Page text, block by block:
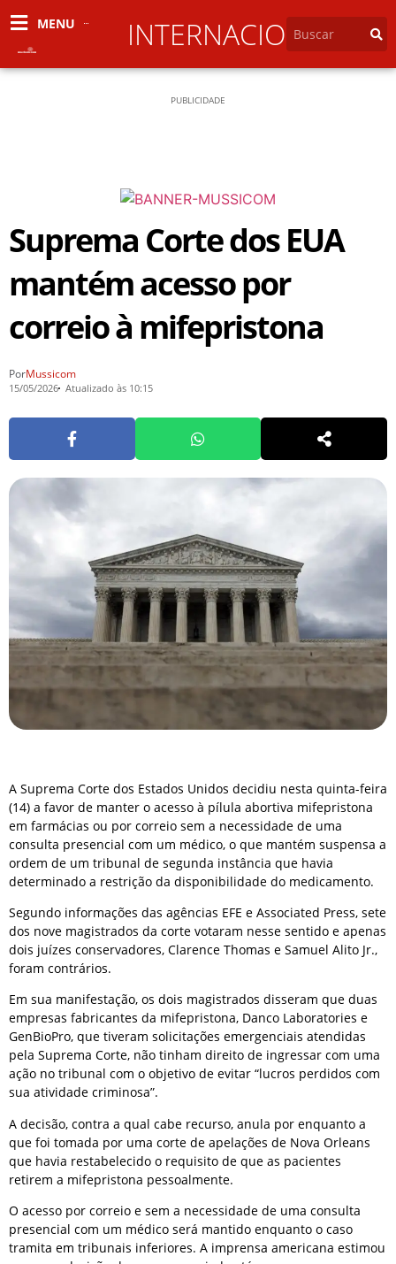
MENU INTERNACIONAL
PUBLICIDADE
Suprema Corte dos EUA
mantém acesso por
correio à mifepristona
PorMussicom
15/05/2026 Atualizado às 10:15
A Suprema Corte dos Estados Unidos decidiu nesta quinta-feira
(14) a favor de manter o acesso à pílula abortiva mifepristona
em farmácias ou por correio sem a necessidade de uma
consulta presencial com um médico, o que mantém suspensa a
ordem de um tribunal de segunda instância que havia
determinado a restrição da disponibilidade do medicamento.
Segundo informações das agências EFE e Associated Press, sete
dos nove magistrados da corte votaram nesse sentido e apenas
dois juízes conservadores, Clarence Thomas e Samuel Alito Jr.,
foram contrários.
Em sua manifestação, os dois magistrados disseram que duas
empresas fabricantes da mifepristona, Danco Laboratories e
GenBioPro, que tiveram solicitações emergenciais atendidas
pela Suprema Corte, não tinham direito de ingressar com uma
ação no tribunal com o objetivo de evitar “lucros perdidos com
sua atividade criminosa”.
A decisão, contra a qual cabe recurso, anula por enquanto a
que foi tomada por uma corte de apelações de Nova Orleans
que havia restabelecido o requisito de que as pacientes
retirem a mifepristona pessoalmente.
O acesso por correio e sem a necessidade de uma consulta
presencial com um médico será mantido enquanto o caso
tramita em tribunais inferiores. A imprensa americana estimou